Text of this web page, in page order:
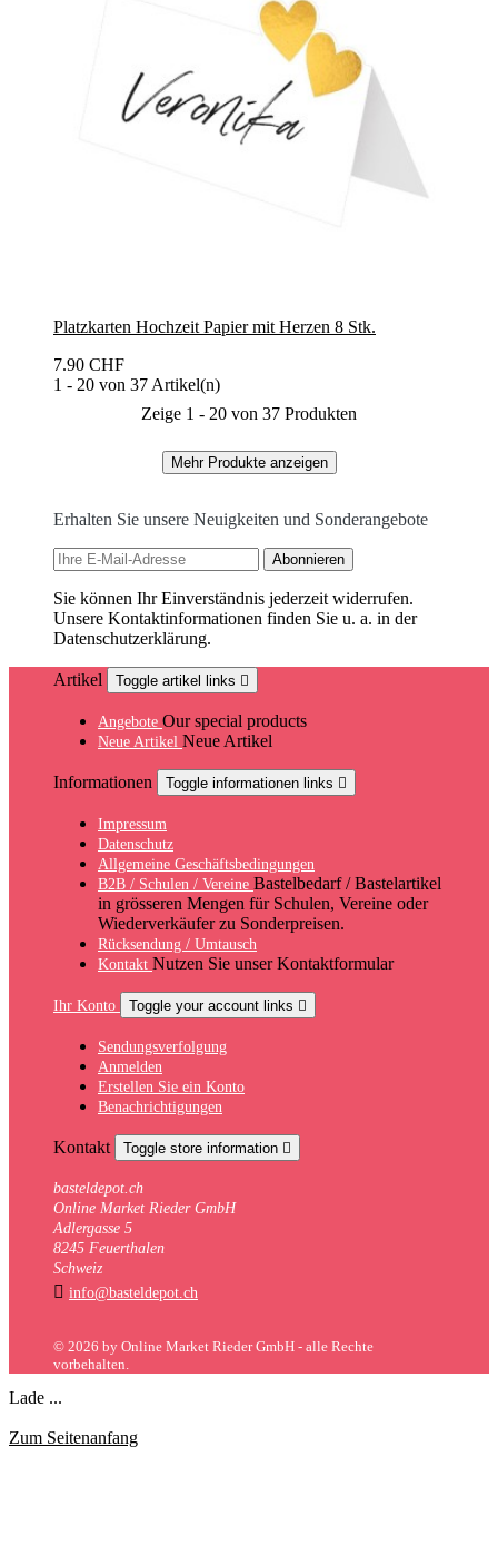
Platzkarten Hochzeit Papier mit Herzen 8 Stk.
7.90 CHF
1 - 20 von 37 Artikel(n)
Zeige 1 - 20 von 37 Produkten
Mehr Produkte anzeigen
Erhalten Sie unsere Neuigkeiten und Sonderangebote
Sie können Ihr Einverständnis jederzeit widerrufen.
Unsere Kontaktinformationen finden Sie u. a. in der
Datenschutzerklärung.
Artikel Toggle artikel links 
Angebote Our special products
Neue Artikel Neue Artikel
Informationen Toggle informationen links 
Impressum
Datenschutz
Allgemeine Geschäftsbedingungen
B2B / Schulen / Vereine Bastelbedarf / Bastelartikel
in grösseren Mengen für Schulen, Vereine oder
Wiederverkäufer zu Sonderpreisen.
Rücksendung / Umtausch
Kontakt Nutzen Sie unser Kontaktformular
Ihr Konto Toggle your account links 
Sendungsverfolgung
Anmelden
Erstellen Sie ein Konto
Benachrichtigungen
Kontakt Toggle store information 
basteldepot.ch
Online Market Rieder GmbH
Adlergasse 5
8245 Feuerthalen
Schweiz
 info@basteldepot.ch
© 2026 by Online Market Rieder GmbH - alle Rechte
vorbehalten.
Lade ...
Zum Seitenanfang